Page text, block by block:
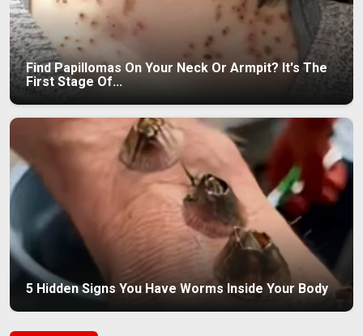
Find Papillomas On Your Neck Or Armpit? It's The
First Stage Of...
5 Hidden Signs You Have Worms Inside Your Body